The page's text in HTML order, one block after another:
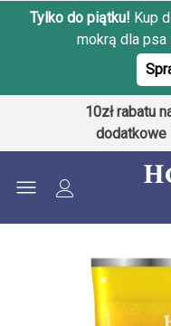
Tylko do piątku! Kup
mokrą dla
10zł rabatu
dodatkowe